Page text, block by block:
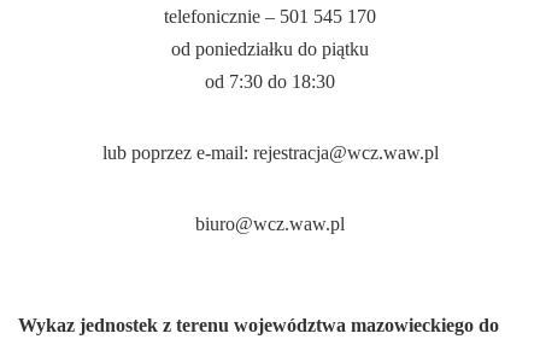
telefonicznie – 501 545 170
od poniedziałku do piątku
od 7:30 do 18:30
lub poprzez e-mail: rejestracja@wcz.waw.pl
biuro@wcz.waw.pl
Wykaz jednostek z terenu województwa mazowieckiego do